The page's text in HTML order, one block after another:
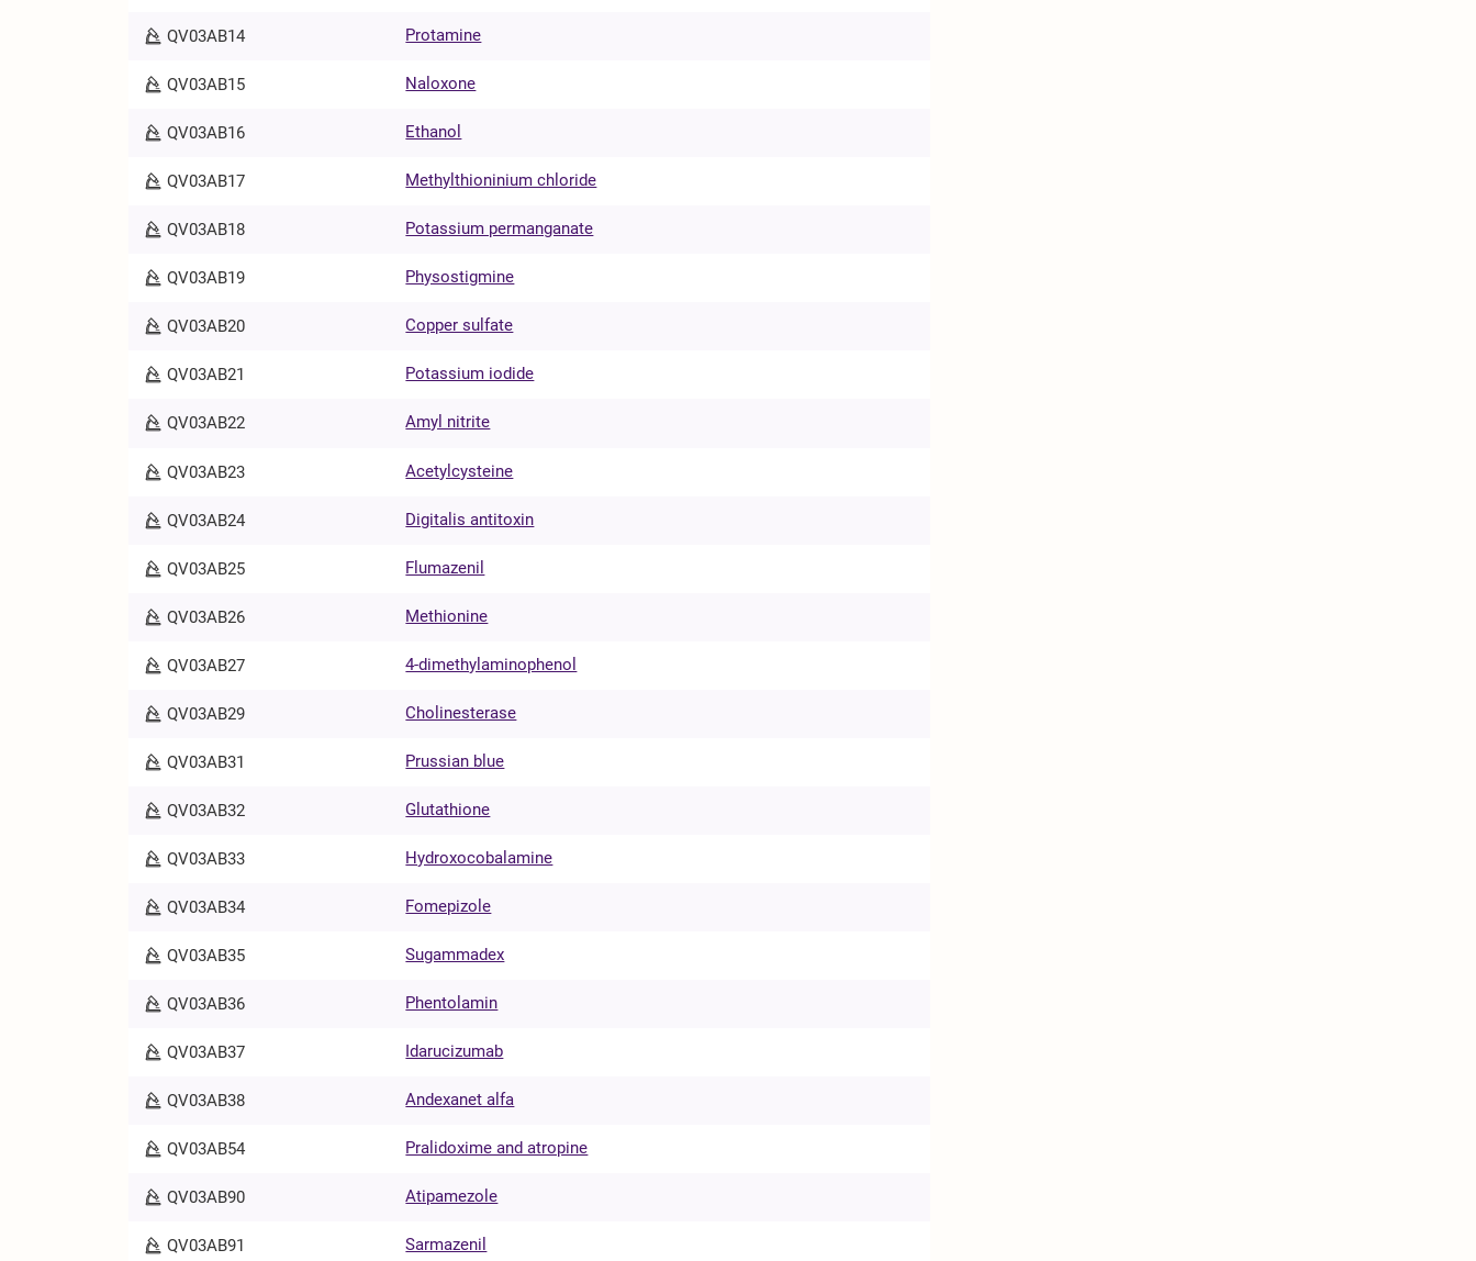
QV03AB14 Protamine
QV03AB15 Naloxone
QV03AB16 Ethanol
QV03AB17 Methylthioninium chloride
QV03AB18 Potassium permanganate
QV03AB19 Physostigmine
QV03AB20 Copper sulfate
QV03AB21 Potassium iodide
QV03AB22 Amyl nitrite
QV03AB23 Acetylcysteine
QV03AB24 Digitalis antitoxin
QV03AB25 Flumazenil
QV03AB26 Methionine
QV03AB27 4-dimethylaminophenol
QV03AB29 Cholinesterase
QV03AB31 Prussian blue
QV03AB32 Glutathione
QV03AB33 Hydroxocobalamine
QV03AB34 Fomepizole
QV03AB35 Sugammadex
QV03AB36 Phentolamin
QV03AB37 Idarucizumab
QV03AB38 Andexanet alfa
QV03AB54 Pralidoxime and atropine
QV03AB90 Atipamezole
QV03AB91 Sarmazenil